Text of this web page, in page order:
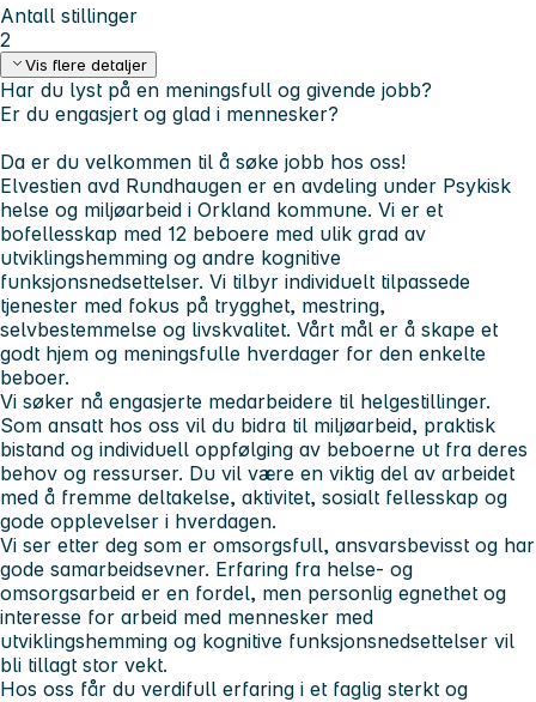
Antall stillinger
2
Vis flere detaljer
Har du lyst på en meningsfull og givende jobb?
Er du engasjert og glad i mennesker?
Da er du velkommen til å søke jobb hos oss!
Elvestien avd Rundhaugen er en avdeling under Psykisk
helse og miljøarbeid i Orkland kommune. Vi er et
bofellesskap med 12 beboere med ulik grad av
utviklingshemming og andre kognitive
funksjonsnedsettelser. Vi tilbyr individuelt tilpassede
tjenester med fokus på trygghet, mestring,
selvbestemmelse og livskvalitet. Vårt mål er å skape et
godt hjem og meningsfulle hverdager for den enkelte
beboer.
Vi søker nå engasjerte medarbeidere til helgestillinger.
Som ansatt hos oss vil du bidra til miljøarbeid, praktisk
bistand og individuell oppfølging av beboerne ut fra deres
behov og ressurser. Du vil være en viktig del av arbeidet
med å fremme deltakelse, aktivitet, sosialt fellesskap og
gode opplevelser i hverdagen.
Vi ser etter deg som er omsorgsfull, ansvarsbevisst og har
gode samarbeidsevner. Erfaring fra helse- og
omsorgsarbeid er en fordel, men personlig egnethet og
interesse for arbeid med mennesker med
utviklingshemming og kognitive funksjonsnedsettelser vil
bli tillagt stor vekt.
Hos oss får du verdifull erfaring i et faglig sterkt og